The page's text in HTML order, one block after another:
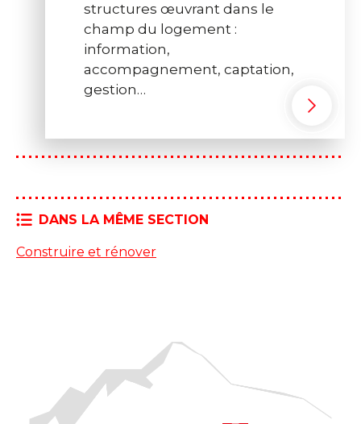
structures œuvrant dans le
champ du logement :
information,
accompagnement, captation,
gestion…
DANS LA MÊME SECTION
Construire et rénover